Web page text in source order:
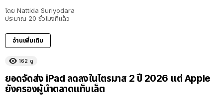
โดย Nattida Suriyodara
ประมาณ 20 ชั่วโมงที่แล้ว
อ่านเพิ่มเติม
162 ดู
ยอดจัดส่ง iPad ลดลงในไตรมาส 2 ปี 2026 แต่ Apple
ยังครองผู้นำตลาดแท็บเล็ต